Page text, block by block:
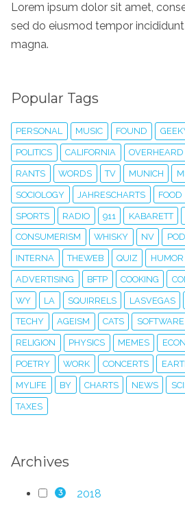
Lorem ipsum dolor sit amet,
sed do eiusmod tempor
magna.
Popular Tags
PERSONAL MUSIC FOUND
POLITICS CALIFORNIA OVERHEARD
RANTS WORDS TV MUNICH
SOCIOLOGY JAHRESCHARTS FOOD
SPORTS RADIO 911 KABARETT
CONSUMERISM WHISKY NV
INTERNA THEWEB QUIZ HUMOR
ADVERTISING BFTP COOKING
WY LA SQUIRRELS LASVEGAS
TECHY AGEISM CATS SOFTWARE
RELIGION PHYSICS MEMES
POETRY WORK CONCERTS
MYLIFE BY CHARTS NEWS
TAXES
Archives
3 2018